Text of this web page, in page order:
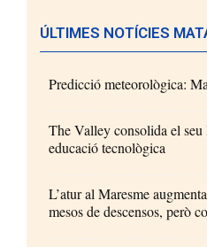
ÚLTIMES NOTÍCIES
Predicció meteorològica:
The Valley consolida el
educació tecnològica
L’atur al Maresme
mesos de descensos, però